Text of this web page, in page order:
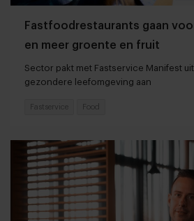
Fastfoodrestaurants gaan
en meer groente en fruit
Sector pakt met Fastservice Manifest
gezondere leefomgeving aan
Fastservice Food